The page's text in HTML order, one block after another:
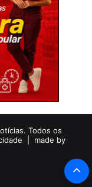
Todos os
| made by